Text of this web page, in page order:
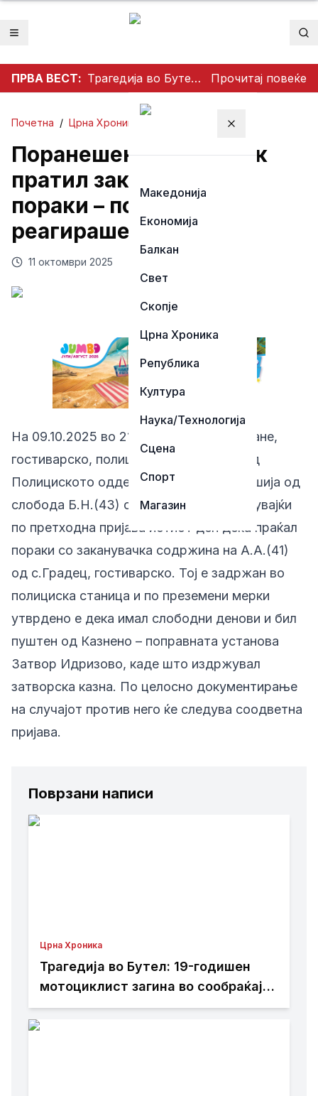
Отвори мени
ПРВА ВЕСТ: Трагедија во Бутел: 19-годишен мотоциклист загина во сообраќајна несреќа Прочитај повеќе
Затвори мени
Македонија
Економија
Балкан
Свет
Скопје
Црна Хроника
Република
Култура
Наука/Технологија
Сцена
Спорт
Магазин
Почетна / Црна Хроника
Поранешен затвореник
пратил заканувачки
пораки – полицијата
реагираше веднаш
11 октомври 2025
На 09.10.2025 во 21:30 часот во с.Чегране,
гостиварско, полициски службеници од
Полициското одделение Чегране го лишија од
слобода Б.Н.(43) од с.Чегране, постапувајќи
по претходна пријава истиот ден дека праќал
пораки со заканувачка содржина на А.А.(41)
од с.Градец, гостиварско. Тој е задржан во
полициска станица и по преземени мерки
утврдено е дека имал слободни денови и бил
пуштен од Казнено – поправната установа
Затвор Идризово, каде што издржувал
затворска казна. По целосно документирање
на случајот против него ќе следува соодветна
пријава.
Поврзани написи
Црна Хроника
Трагедија во Бутел: 19-годишен
мотоциклист загина во сообраќајна
несреќа